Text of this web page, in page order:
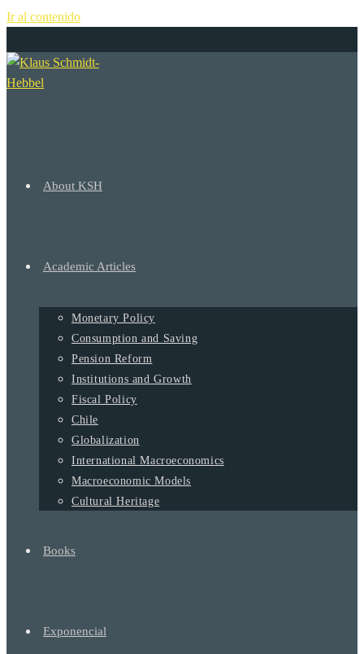
Ir al contenido
About KSH
Academic Articles
Monetary Policy
Consumption and Saving
Pension Reform
Institutions and Growth
Fiscal Policy
Chile
Globalization
International Macroeconomics
Macroeconomic Models
Cultural Heritage
Books
Exponencial